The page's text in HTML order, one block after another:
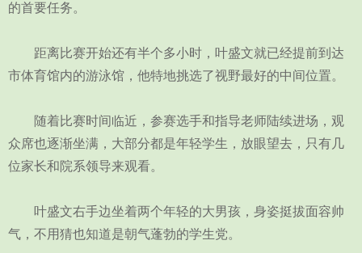
的首要任务。
距离比赛开始还有半个多小时，叶盛文就已经提前到达
市体育馆内的游泳馆，他特地挑选了视野最好的中间位置。
随着比赛时间临近，参赛选手和指导老师陆续进场，观
众席也逐渐坐满，大部分都是年轻学生，放眼望去，只有几
位家长和院系领导来观看。
叶盛文右手边坐着两个年轻的大男孩，身姿挺拔面容帅
气，不用猜也知道是朝气蓬勃的学生党。